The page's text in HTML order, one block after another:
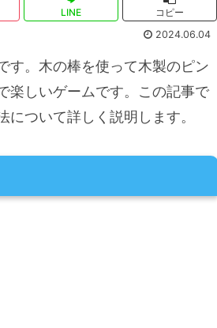
LINE
コピー
2024.06.04
す。木の棒を使って木製のピン
楽しいゲームです。この記事で
ついて詳しく説明します。